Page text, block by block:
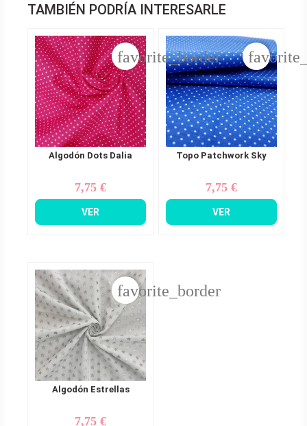
TAMBIÉN PODRÍA INTERESARLE
Algodón Dots Dalia
Precio
7,75 €
VER
favorite_border
Topo Patchwork Sky
Precio
7,75 €
VER
Algodón Estrellas
Precio
7,75 €
favorite_border